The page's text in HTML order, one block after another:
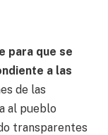
para que se
a las
de las
al pueblo
transparentes